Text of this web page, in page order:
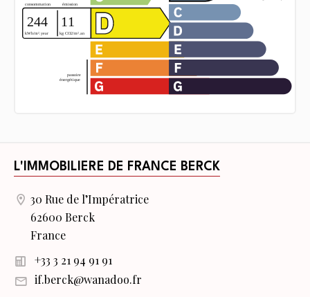
L'IMMOBILIERE DE FRANCE BERCK
30 Rue de l’Impératrice
62600 Berck
France
+33 3 21 94 91 91
if.berck@wanadoo.fr